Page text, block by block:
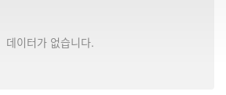
데이터가 없습니다.